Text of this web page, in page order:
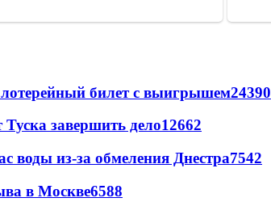
билет с выигрышем24390
завершить дело12662
воды из-за обмеления Днестра7542
в Москве6588